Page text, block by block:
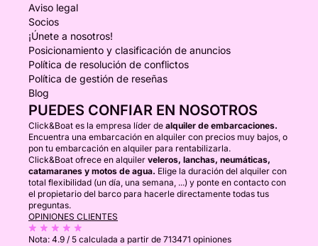
Aviso legal
Socios
¡Únete a nosotros!
Posicionamiento y clasificación de anuncios
Política de resolución de conflictos
Política de gestión de reseñas
Blog
PUEDES CONFIAR EN NOSOTROS
Click&Boat es la empresa líder de alquiler de embarcaciones.
Encuentra una embarcación en alquiler con precios muy bajos, o
pon tu embarcación en alquiler para rentabilizarla.
Click&Boat ofrece en alquiler veleros, lanchas, neumáticas,
catamaranes y motos de agua. Elige la duración del alquiler con
total flexibilidad (un día, una semana, ...) y ponte en contacto con
el propietario del barco para hacerle directamente todas tus
preguntas.
OPINIONES CLIENTES
Nota: 4.9 / 5 calculada a partir de 713471 opiniones